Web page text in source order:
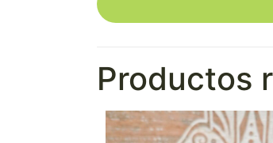
Productos